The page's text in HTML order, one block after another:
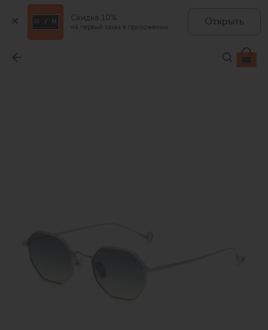
Скидка 10%
на первый заказ в приложении
Открыть
25 250 ₽